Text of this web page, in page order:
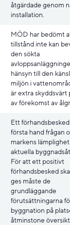
åtgärdade genom
installation.
MÖD har bedömt
tillstånd inte kan
den sökta
hänsyn till den
miljön i
är extra skyddsvärt
av förekomst av
Ett
första hand frågan
markens
aktuella
För att ett positivt
förhandsbesked
ges måste de
grundläggande
förutsättningarna
byggnation på
åtminstone